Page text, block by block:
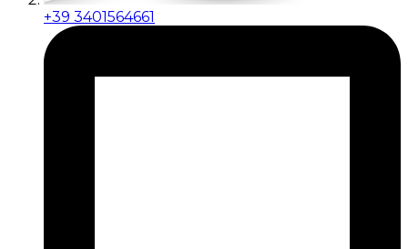
+39 3401564661